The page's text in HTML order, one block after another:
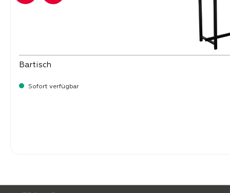
Bartisch
Sofort verfügbar